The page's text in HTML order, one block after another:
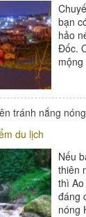
bạn
hảo
Đốc.
tránh nắng
du lịch
Nếu
thiên
thì
đáng
nóng